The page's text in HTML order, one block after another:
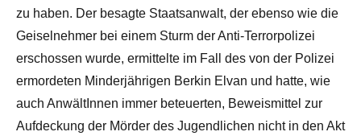
zu haben. Der besagte Staatsanwalt, der ebenso wie die
Geiselnehmer bei einem Sturm der Anti-Terrorpolizei
erschossen wurde, ermittelte im Fall des von der Polizei
ermordeten Minderjährigen Berkin Elvan und hatte, wie
auch AnwältInnen immer beteuerten, Beweismittel zur
Aufdeckung der Mörder des Jugendlichen nicht in den Akt